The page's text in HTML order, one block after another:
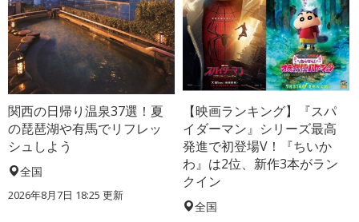
関西の日帰り温泉37選！夏
の琵琶湖や有馬でリフレッ
シュしよう
全国
2026年8月7日 18:25 更新
【映画ランキング】『スパ
イダーマン』シリーズ最高
発進で初登場V！『ちいか
わ』は2位、新作3本がラン
クイン
全国